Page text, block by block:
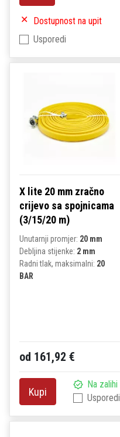
Dostupnost na upit
Usporedi
X lite 20 mm zračno
crijevo sa spojnicama
(3/15/20 m)
Unutarnji promjer: 20 mm
Debljina stijenke: 2 mm
Radni tlak, maksimalni: 20
BAR
od 161,92 €
Kupi
Na zalihi
Usporedi